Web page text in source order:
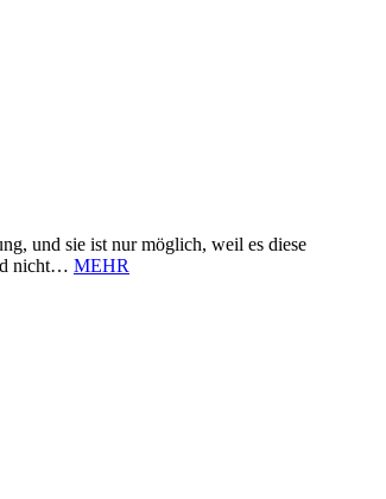
und sie ist nur möglich, weil es diese
nicht… MEHR